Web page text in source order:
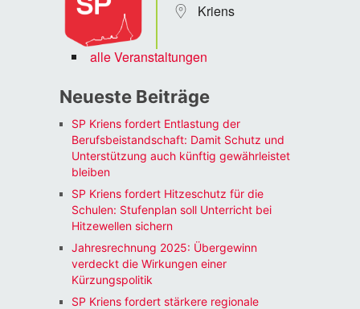
Kriens
alle Veranstaltungen
Neueste Beiträge
SP Kriens fordert Entlastung der
Berufsbeistandschaft: Damit Schutz und
Unterstützung auch künftig gewährleistet
bleiben
SP Kriens fordert Hitzeschutz für die
Schulen: Stufenplan soll Unterricht bei
Hitzewellen sichern
Jahresrechnung 2025: Übergewinn
verdeckt die Wirkungen einer
Kürzungspolitik
SP Kriens fordert stärkere regionale